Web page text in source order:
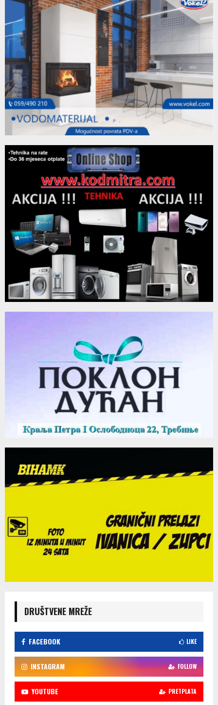
DRUŠTVENE MREŽE
FACEBOOK LIKE
INSTAGRAM FOLLOW
YOUTUBE PRETPLATA